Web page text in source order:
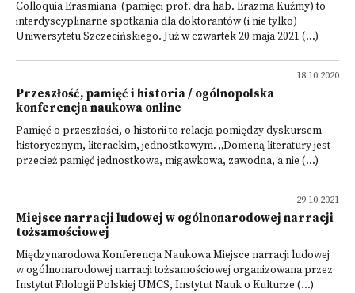
Colloquia Erasmiana (pamięci prof. dra hab. Erazma Kuźmy) to
interdyscyplinarne spotkania dla doktorantów (i nie tylko)
Uniwersytetu Szczecińskiego. Już w czwartek 20 maja 2021 (...)
18.10.2020
Przeszłość, pamięć i historia / ogólnopolska
konferencja naukowa online
Pamięć o przeszłości, o historii to relacja pomiędzy dyskursem
historycznym, literackim, jednostkowym. „Domeną literatury jest
przecież pamięć jednostkowa, migawkowa, zawodna, a nie (...)
29.10.2021
Miejsce narracji ludowej w ogólnonarodowej narracji
tożsamościowej
Międzynarodowa Konferencja Naukowa Miejsce narracji ludowej
w ogólnonarodowej narracji tożsamościowej organizowana przez
Instytut Filologii Polskiej UMCS, Instytut Nauk o Kulturze (...)